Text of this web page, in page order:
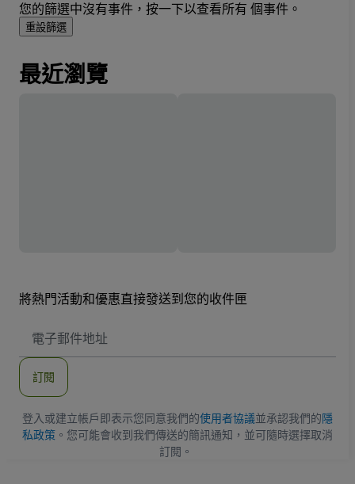
您的篩選中沒有事件，按一下以查看所有 個事件。
重設篩選
最近瀏覽
將熱門活動和優惠直接發送到您的收件匣
子
地
訂閱
登入或建立帳戶即表示您同意我們的使用者協議並承認我們的隱
私政策 。您可能會收到我們傳送的簡訊通知，並可隨時選擇取消
訂閱。